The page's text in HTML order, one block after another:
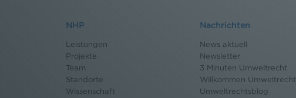
NHP
Leistungen
Projekte
Team
Standorte
Wissenschaft
Nachrichten
News aktuell
Newsletter
3 Minuten Umweltrecht
Willkommen Umweltrecht
Umweltrechtsblog